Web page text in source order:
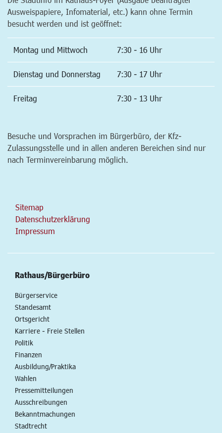
Ausweispapiere, Infomaterial, etc.) kann ohne Termin
besucht werden und ist geöffnet:
Montag und Mittwoch 7:30 - 16 Uhr
Dienstag und Donnerstag 7:30 - 17 Uhr
Freitag 7:30 - 13 Uhr
Besuche und Vorsprachen im Bürgerbüro, der Kfz-
Zulassungsstelle und in allen anderen Bereichen sind nur
nach Terminvereinbarung möglich.
Sitemap
Datenschutzerklärung
Impressum
Rathaus/Bürgerbüro
Bürgerservice
Standesamt
Ortsgericht
Karriere - Freie Stellen
Politik
Finanzen
Ausbildung/Praktika
Wahlen
Pressemitteilungen
Ausschreibungen
Bekanntmachungen
Stadtrecht